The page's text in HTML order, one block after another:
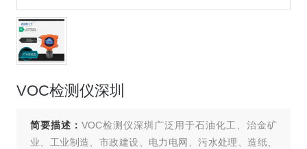
VOC检测仪深圳
简要描述： VOC检测仪深圳广泛用于石油化工、治金矿
业、工业制造、市政建设、电力电网、污水处理、造纸、